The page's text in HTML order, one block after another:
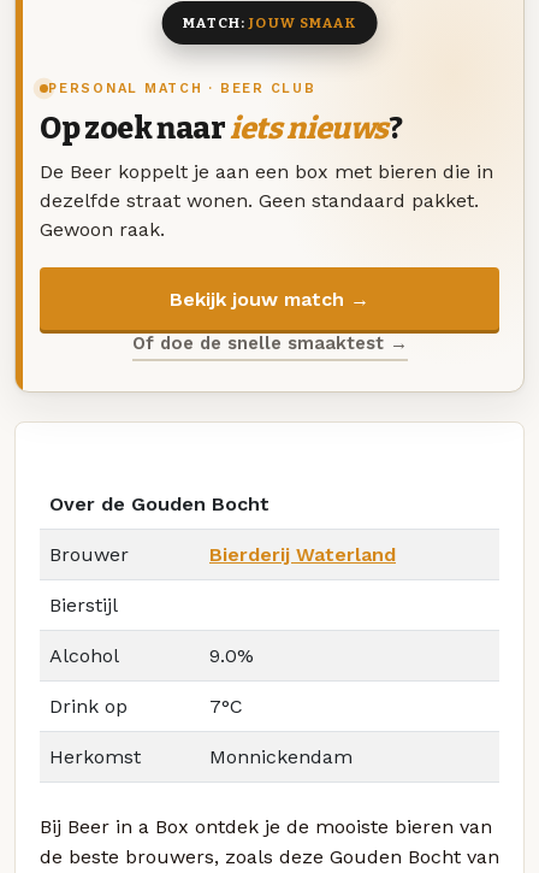
PERSONAL MATCH · BEER CLUB
Op zoek naariets nieuws?
De Beer koppelt je aan een box met bieren die in
dezelfde straat wonen. Geen standaard pakket.
Gewoon raak.
Bekijk jouw match →
Of doe de snelle smaaktest →
MATCH:JOUW SMAAK
Over de Gouden Bocht
Brouwer Bierderij Waterland
Bierstijl
Alcohol 9.0%
Drink op 7°C
Herkomst Monnickendam
Bij Beer in a Box ontdek je de mooiste bieren van
de beste brouwers, zoals deze Gouden Bocht van